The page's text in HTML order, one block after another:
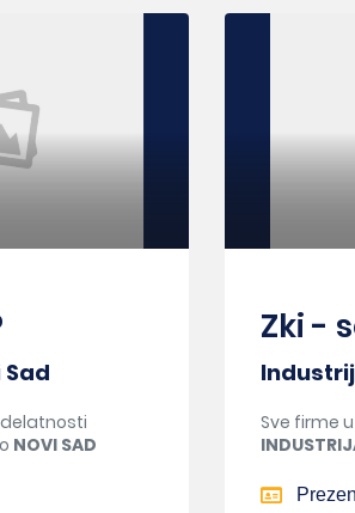
Sad
NOVI SAD
Zki -
Sve firme